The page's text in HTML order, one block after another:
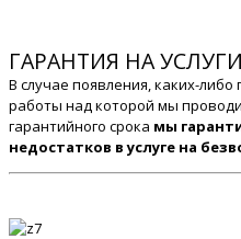
ГАРАНТИЯ НА УСЛУГИ
В случае появления, каких-
работы над которой мы
гарантийного срока мы
недостатков в услуге на